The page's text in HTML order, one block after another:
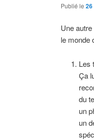
Publié le
Une autre
le monde
Les
Ça
du
un
un